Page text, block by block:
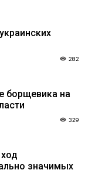
282
борщевика на
329
значимых